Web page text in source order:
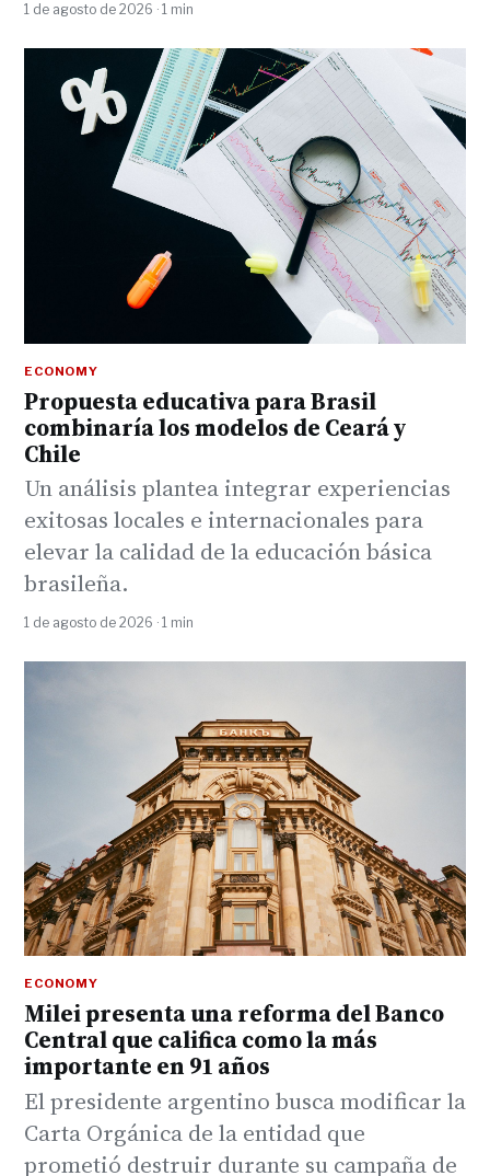
1 de agosto de 2026 · 1 min
ECONOMY
Propuesta educativa para Brasil
combinaría los modelos de Ceará y
Chile
Un análisis plantea integrar experiencias
exitosas locales e internacionales para
elevar la calidad de la educación básica
brasileña.
1 de agosto de 2026 · 1 min
ECONOMY
Milei presenta una reforma del Banco
Central que califica como la más
importante en 91 años
El presidente argentino busca modificar la
Carta Orgánica de la entidad que
prometió destruir durante su campaña de